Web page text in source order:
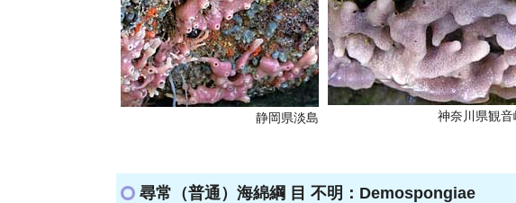
静岡県淡島 神奈川県観音
尋常（普通）海綿綱 目 不明：Demospongiae